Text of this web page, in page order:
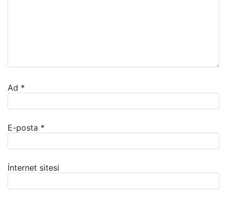
Ad *
E-posta *
İnternet sitesi